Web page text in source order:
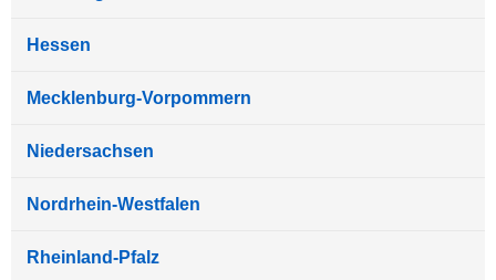
Hessen
Mecklenburg-Vorpommern
Niedersachsen
Nordrhein-Westfalen
Rheinland-Pfalz